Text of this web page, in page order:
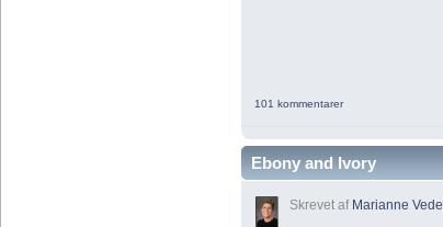
101 kommentarer
Ebony and Ivory
Skrevet af Marianne Vedel